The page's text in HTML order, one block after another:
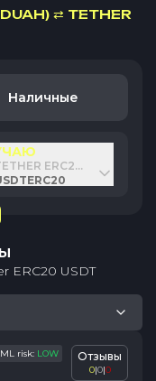
⇄ TETHER
Наличные
ERC20 USDT
ERC20 USDT
risk: LOW Отзывы
0|0|0